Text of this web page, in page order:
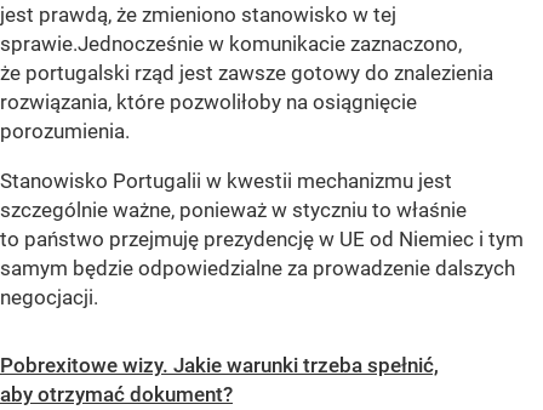
jest prawdą, że zmieniono stanowisko w tej
sprawie.Jednocześnie w komunikacie zaznaczono,
że portugalski rząd jest zawsze gotowy do znalezienia
rozwiązania, które pozwoliłoby na osiągnięcie
porozumienia.
Stanowisko Portugalii w kwestii mechanizmu jest
szczególnie ważne, ponieważ w styczniu to właśnie
to państwo przejmuję prezydencję w UE od Niemiec i tym
samym będzie odpowiedzialne za prowadzenie dalszych
negocjacji.
Pobrexitowe wizy. Jakie warunki trzeba spełnić,
aby otrzymać dokument?